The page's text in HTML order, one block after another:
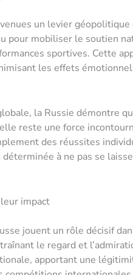
un levier géopolitique
pour mobiliser le soutien
sportives. Cette
les effets
la Russie démontre
reste une force
des réussites
à ne pas se
impact
jouent un rôle décisif
le regard et
apportant une